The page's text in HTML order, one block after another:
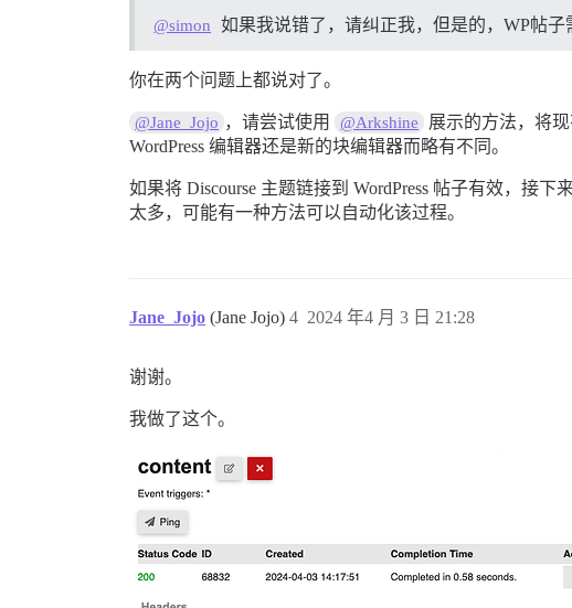
@simon 如果我说错了，请纠正我，但是的，WP帖子
你在两个问题上都说对了。
@Jane_Jojo ，请尝试使用 @Arkshine
展示的方法，将
WordPress 编辑器还是新的块编辑器而略有不同。
如果将 Discourse 主题链接到 WordPress 帖子有效，接
太多，可能有一种方法可以自动化该过程。
Jane_Jojo (Jane Jojo) 2024 年4 月 3 日 21:28
4
谢谢。
我做了这个。